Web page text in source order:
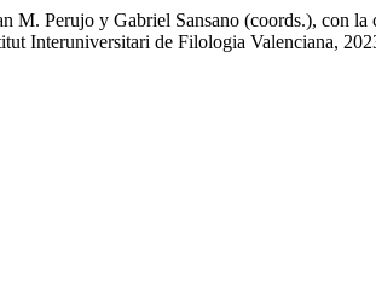
Perujo y Gabriel Sansano (coords.), con
Interuniversitari de Filologia Valenciana,